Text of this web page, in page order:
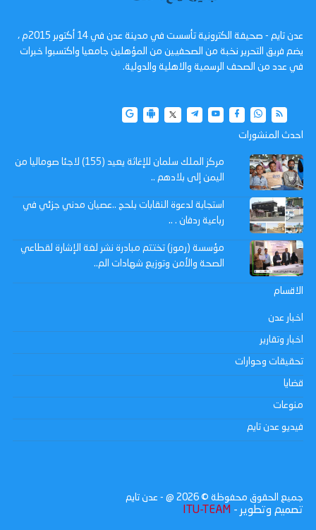
عدن تايم - صحيفة الكترونية تأسست في مدينة عدن في 14 أكتوبر 2015م ،
يضم فريق التحرير نخبة من الصحفيين من المؤهلين جامعيا واكتسبوا خبرات
في عدد من الصحف الرسمية والاهلية والدولية.
احدث المنشورات
مركز الملك سلمان للإغاثة يعيد (155) لاجئا صوماليا من
اليمن إلى بلادهم ..
استجابة لدعوة النقابات بلحج ..عصيان مدني جزئي في
رباعية ردفان . ..
مؤسسة (رموز) تختتم مبادرة نشر لغة الإشارة لقطاعي
الصحة والأمن وتوزيع شهادات الم..
الاقسام
اخبار عدن
اخبار وتقارير
تحقيقات وحوارات
قضايا
منوعات
فيديو عدن تايم
جميع الحقوق محفوظة © 2026 @ - عدن تايم
تصميم وتطوير - ITU-TEAM